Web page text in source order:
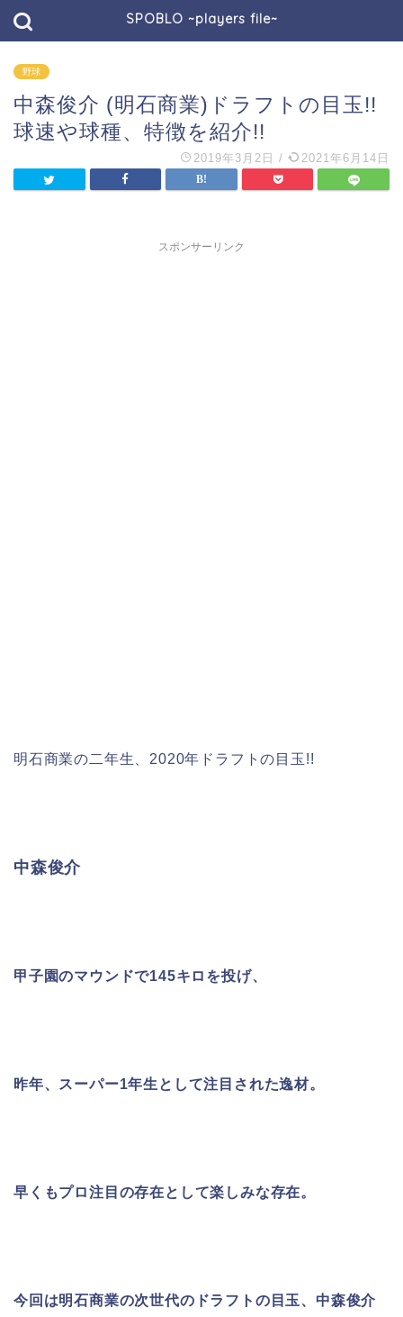
SPOBLO ~players file~
野球
中森俊介 (明石商業)ドラフトの目玉!!
球速や球種、特徴を紹介!!
2019年3月2日 / 2021年6月14日
スポンサーリンク
明石商業の二年生、2020年ドラフトの目玉!!
中森俊介
甲子園のマウンドで145キロを投げ、
昨年、スーパー1年生として注目された逸材。
早くもプロ注目の存在として楽しみな存在。
今回は明石商業の次世代のドラフトの目玉、中森俊介